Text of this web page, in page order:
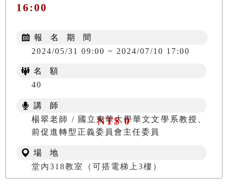
16:00
NT$ 0
報 名 期 間
2024/05/31 09:00 ~ 2024/07/10 17:00
名 額
40
講 師
楊翠老師 / 國立東華大學華文文學系教授、
前促進轉型正義委員會主任委員
場 地
堂內318教室（可搭電梯上3樓）